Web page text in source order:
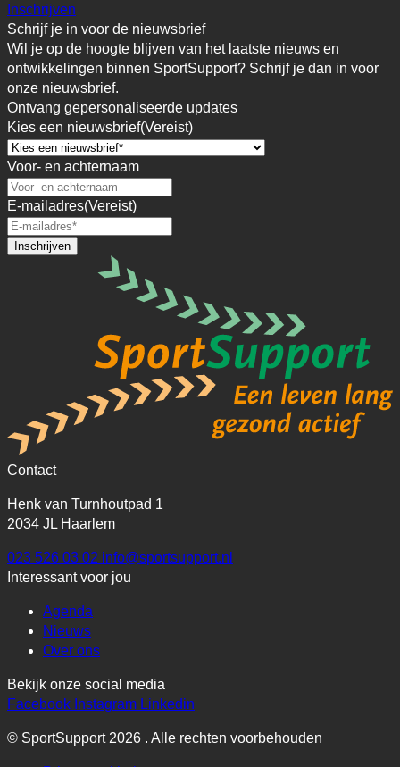
Inschrijven
Schrijf je in voor de nieuwsbrief
Wil je op de hoogte blijven van het laatste nieuws en
ontwikkelingen binnen SportSupport? Schrijf je dan in voor
onze nieuwsbrief.
Ontvang gepersonaliseerde updates
Kies een nieuwsbrief(Vereist)
Voor- en achternaam
E-mailadres(Vereist)
Inschrijven
Contact
Henk van Turnhoutpad 1
2034 JL Haarlem
023 526 03 02 info@sportsupport.nl
Interessant voor jou
Agenda
Nieuws
Over ons
Bekijk onze social media
Facebook Instagram Linkedin
© SportSupport 2026 . Alle rechten voorbehouden